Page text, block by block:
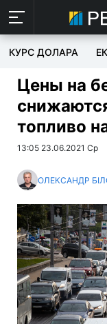
КУРС ДОЛАРА
Цены на
топливо
13:05 23.06.2021 Ср
ОЛЕКСАНДР